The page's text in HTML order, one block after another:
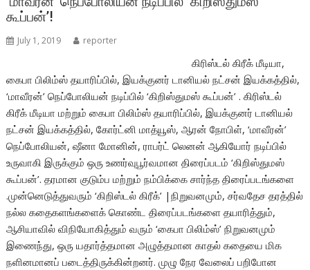
k
கூப்பன்’!
July 1, 2019 reporter
கிரிஸ்டல் கிரீக் மீடியா,
கைபா பிலிம்ஸ் தயாரிப்பில், இயக்குனர் டானியல் நட்சன் இயக்கத்தில்,
‘மாவீரன்’ நெப்போலியன் நடிப்பில் ‘கிறிஸ்துமஸ் கூப்பன்’ . கிரிஸ்டல்
கிரீக் மீடியா மற்றும் கைபா பிலிம்ஸ் தயாரிப்பில், இயக்குனர் டானியல்
நட்சன் இயக்கத்தில், கோர்ட்னி மாத்யூஸ், ஆரன் நோபிள், ‘மாவீரன்’
நெப்போலியன், ஷீனா மோனின், ராபர்ட் லெனன் ஆகியோர் நடிப்பில்
உருவாகி இருக்கும் ஒரு உணர்வுபூர்வமான திரைப்படம் ‘கிறிஸ்துமஸ்
கூப்பன்’. தரமான குடும்ப மற்றும் நம்பிக்கை சார்ந்த திரைப்படங்களை
.முன்னெடுத்துவரும் ‘கிறிஸ்டல் கிரீக்’ |நிறுவனமும், சர்வதேச தரத்தில்
நல்ல கதைகளங்களைக் கொண்ட திரைப்படங்களை தயாரித்தும்,
ஆசியாவில் விநியோகித்தும் வரும் ‘கைபா பிலிம்ஸ்’ நிறுவனமும்
இணைந்து, ஒரு யதார்த்தமான அழுத்தமான காதல் கதையை மிக
நளினமானப் படைத்திருக்கின்றனர். முழு நேர வேலைப் பறிபோன